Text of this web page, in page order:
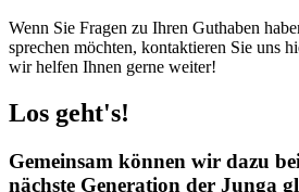
Wenn Sie Fragen zu Ihren Guthaben
sprechen möchten, kontaktieren Sie uns
wir helfen Ihnen gerne weiter!
Los geht's!
Gemeinsam können wir dazu
nächste Generation der Junga